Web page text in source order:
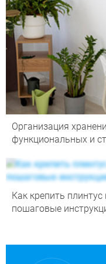
Организация
функциональных и
Как крепить
пошаговые